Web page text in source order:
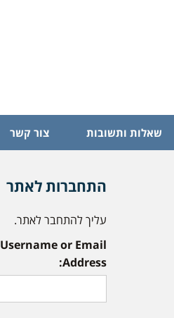
שאלות ותשובות צור קשר
התחברות לאתר
עליך להתחבר לאתר.
Username or Email
Address: